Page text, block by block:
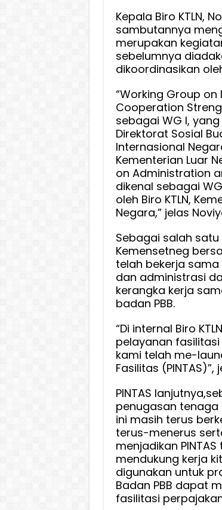
Kepala Biro KTLN,
sambutannya
merupakan
sebelumnya
dikoordinasikan
“Working Group
Cooperation
sebagai WG I,
Direktorat Sosial
Internasional
Kementerian Luar
on Administration
dikenal sebagai
oleh Biro KTLN,
Negara,” jelas
Sebagai salah satu
Kemensetneg
telah bekerja
dan administrasi
kerangka kerja
badan PBB.
“Di internal Biro
pelayanan fasilitasi
kami telah me-
Fasilitas (PINTAS)”,
PINTAS
penugasan tenaga
ini masih terus
terus-menerus
menjadikan
mendukung kerja
digunakan untuk
Badan PBB dapat
fasilitasi